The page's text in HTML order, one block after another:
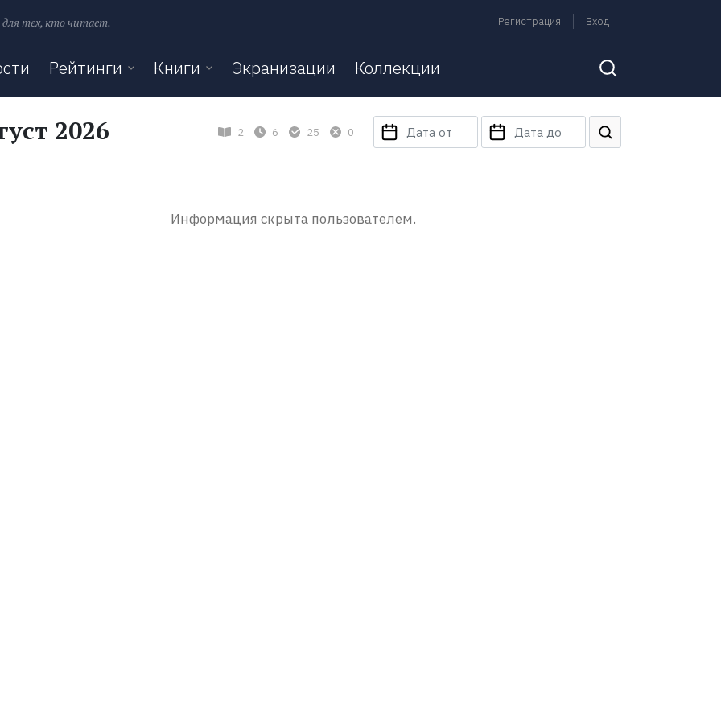
для тех, кто читает. Регистрация Вход
Рейтинги Книги Экранизации Коллекции
2026 2 6 25 0
Информация скрыта пользователем.